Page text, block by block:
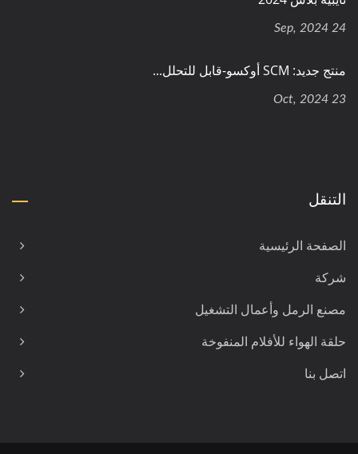
24 Sep, 2024
منتج جديد: SCM أوكسو-قابل للتحلل...
23 Oct, 2024
التنقل
الصفحة الرئيسية
شركة
مصنع الرمل وأعمال التشغيل
حلقة الهواء للأفلام المنفوخة
اتصل بنا